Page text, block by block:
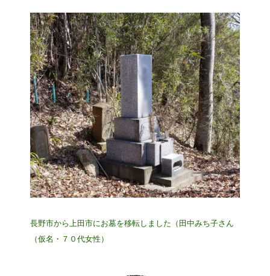
長野市から上田市にお墓を移転しました（田中みち子さん
（仮名・７０代女性）